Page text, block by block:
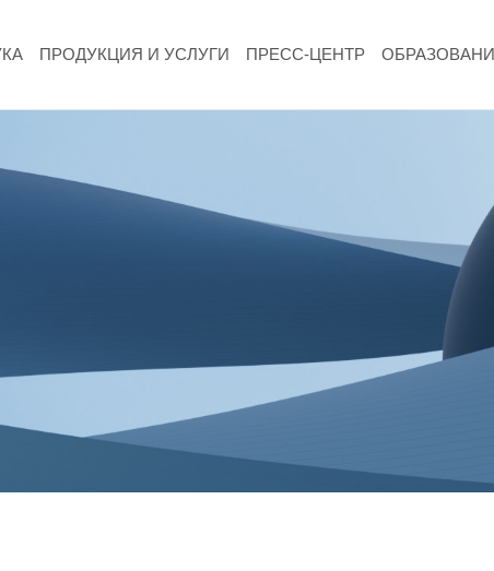
ПРОДУКЦИЯ И УСЛУГИ ПРЕСС-ЦЕНТР
НАУКА
Фундаментальные и прикладные
Космическая защита Земли
Забабахинские научные чтения
Семинар «Радиационная физика металлов